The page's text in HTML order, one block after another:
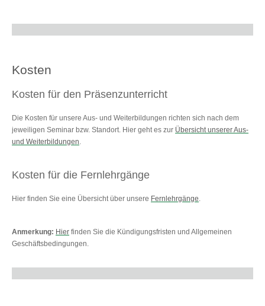
Kosten
Kosten für den Präsenzunterricht
Die Kosten für unsere Aus- und Weiterbildungen richten sich nach dem
jeweiligen Seminar bzw. Standort. Hier geht es zur Übersicht unserer Aus-
und Weiterbildungen.
Kosten für die Fernlehrgänge
Hier finden Sie eine Übersicht über unsere Fernlehrgänge.
Anmerkung: Hier finden Sie die Kündigungsfristen und Allgemeinen
Geschäftsbedingungen.